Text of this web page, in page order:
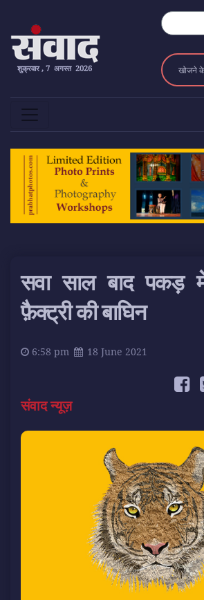
शुक्रवार , 7 अगस्त 2026
सवा साल बाद पकड़
फ़ैक्ट्री की बाघिन
6:58 pm 18 June 2021
संवाद न्यूज़